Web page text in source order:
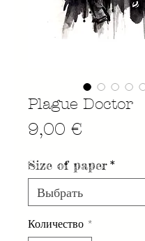
Plague Doctor
9,00 €
Size of paper*
Количество *